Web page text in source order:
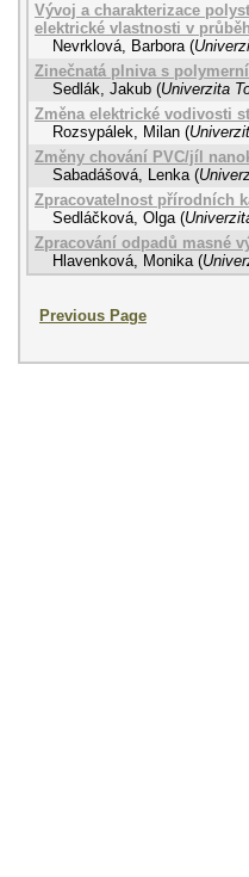
Vývoj a charakterizace
elektrické vlastnosti v
Nevrklová, Barbora (
Zinečnatá plniva s
Sedlák, Jakub (Univerzita
Změna elektrické vodivosti
Rozsypálek, Milan (
Změny chování PVC/jíl
Sabadášová, Lenka (
Zpracovatelnost přírodních
Sedláčková, Olga (
Zpracování odpadů masné
Hlavenková, Monika (
Previous Page